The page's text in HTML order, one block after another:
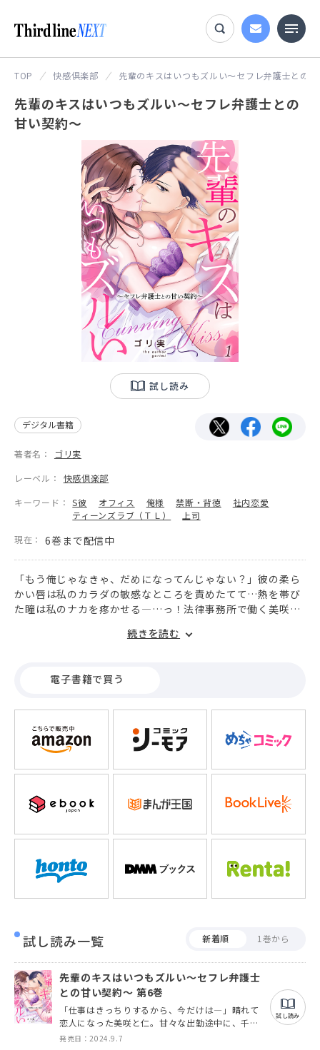
TOP 快感倶楽部 先輩のキスはいつもズルい～セフレ弁護士との
先輩のキスはいつもズルい～セフレ弁護士との
甘い契約～
試し読み
デジタル書籍
著者名：
ゴリ実
レーベル：
快感倶楽部
キーワード：
S彼 オフィス 俺様 禁断・背徳
社内恋愛
ティーンズラブ（ＴＬ）
上司
現在：
6巻まで配信中
「もう俺じゃなきゃ、だめになってんじゃない？」彼の柔ら
かい唇は私のカラダの敏感なところを責めたてて…熱を帯び
た瞳は私のナカを疼かせる―…っ！法律事務所で働く美咲
と想いを寄せている。ある約束のもと、身体を重ねる二人は
とを恐れて、本心を隠し続けている。そんな美咲を翻弄する
しちゃうっ!!不器用な大人たちの苦くて甘い、両片思いのピ
ュアラブストーリー。
続きを読む
電子書籍で買う
試し読み一覧 新着順 1巻から
先輩のキスはいつもズルい～セフレ弁護士
との甘い契約～ 第6巻
「仕事はきっちりするから、今だけは―」晴れて
恋人になった美咲と仁。甘々な出勤途中に、千里
から電話がかかってきて…!?
発売日：2024.9.7
試し読み